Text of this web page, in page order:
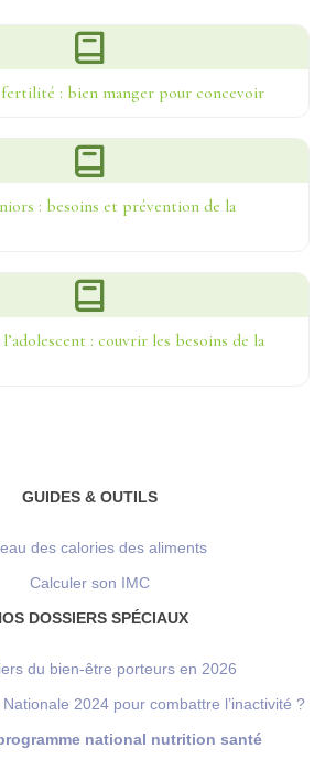
: bien manger pour concevoir
: besoins et prévention de la
: couvrir les besoins de la
GUIDES & OUTILS
des calories des aliments
Calculer son IMC
DOSSIERS SPÉCIAUX
du bien-être porteurs en 2026
2024 pour combattre l’inactivité ?
national nutrition santé